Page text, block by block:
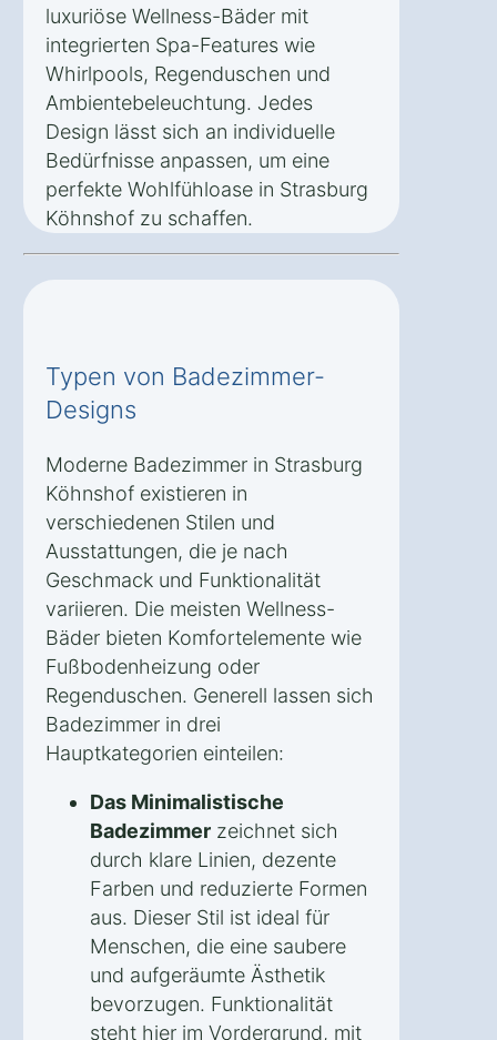
luxuriöse Wellness-Bäder mit
integrierten Spa-Features wie
Whirlpools, Regenduschen und
Ambientebeleuchtung. Jedes
Design lässt sich an individuelle
Bedürfnisse anpassen, um eine
perfekte Wohlfühloase in Strasburg
Köhnshof zu schaffen.
Typen von Badezimmer-
Designs
Moderne Badezimmer in Strasburg
Köhnshof existieren in
verschiedenen Stilen und
Ausstattungen, die je nach
Geschmack und Funktionalität
variieren. Die meisten Wellness-
Bäder bieten Komfortelemente wie
Fußbodenheizung oder
Regenduschen. Generell lassen sich
Badezimmer in drei
Hauptkategorien einteilen:
Das Minimalistische
Badezimmer zeichnet sich
durch klare Linien, dezente
Farben und reduzierte Formen
aus. Dieser Stil ist ideal für
Menschen, die eine saubere
und aufgeräumte Ästhetik
bevorzugen. Funktionalität
steht hier im Vordergrund, mit